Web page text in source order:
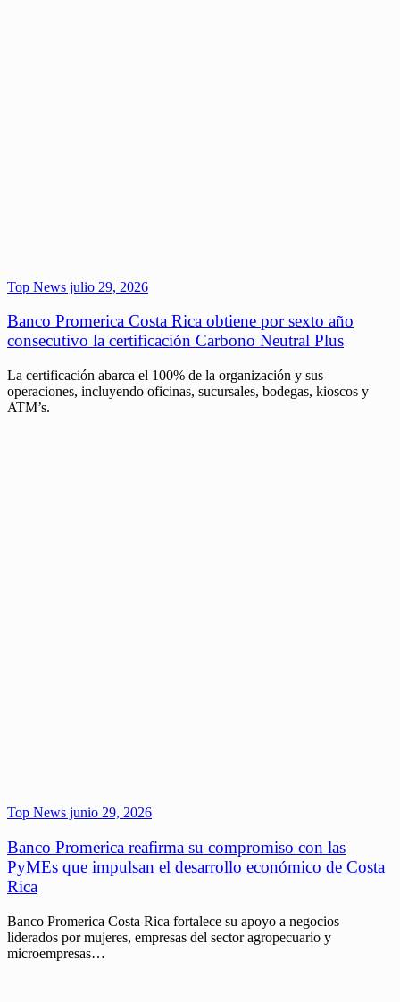
Top News julio 29, 2026
Banco Promerica Costa Rica obtiene por sexto año
consecutivo la certificación Carbono Neutral Plus
La certificación abarca el 100% de la organización y sus
operaciones, incluyendo oficinas, sucursales, bodegas, kioscos y
ATM’s.
Top News junio 29, 2026
Banco Promerica reafirma su compromiso con las
PyMEs que impulsan el desarrollo económico de Costa
Rica
Banco Promerica Costa Rica fortalece su apoyo a negocios
liderados por mujeres, empresas del sector agropecuario y
microempresas…